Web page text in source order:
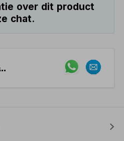
over dit product
chat.